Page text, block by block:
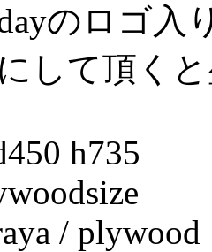
のロゴ入
して頂く
h735
/ plywood